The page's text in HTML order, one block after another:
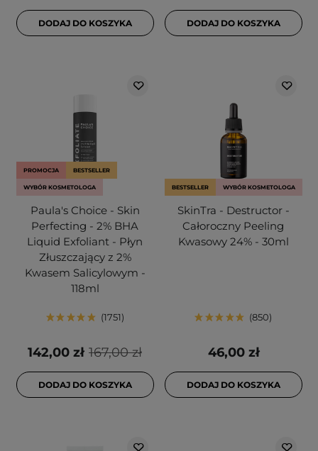
DODAJ DO KOSZYKA DODAJ DO KOSZYKA
PROMOCJA BESTSELLER
WYBÓR KOSMETOLOGA
Paula's Choice - Skin
Perfecting - 2% BHA
Liquid Exfoliant - Płyn
Złuszczający z 2%
Kwasem Salicylowym -
118ml
1751
167,00 zł
142,00 zł
DODAJ DO KOSZYKA
BESTSELLER WYBÓR KOSMETOLOGA
SkinTra - Destructor -
Całoroczny Peeling
Kwasowy 24% - 30ml
850
46,00 zł
DODAJ DO KOSZYKA